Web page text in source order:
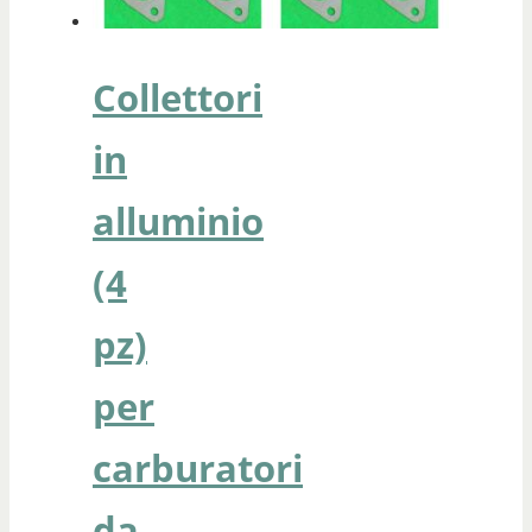
Collettori
in
alluminio
(4
pz)
per
carburatori